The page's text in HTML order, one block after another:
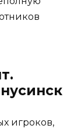
игроков,